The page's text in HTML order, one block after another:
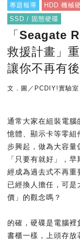
專題報導
HDD 機械
SSD / 固態硬碟
「Seagate
救援計畫」
讓你不再有
文．圖／PCDIY!實驗室
通常大家在組裝電
憶體、顯示卡等零組
步興起，做為大容
「只要有就好」，
經成為過去式不再重
已經換人擔任，可
價」的觀念嗎？
的確，硬碟是電腦裡
書櫃一樣，上頭存放